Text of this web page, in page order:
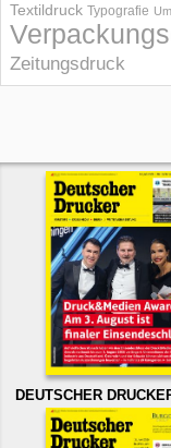
Textildruck Typografie
Zeitungsdruck
DEUTSCHER